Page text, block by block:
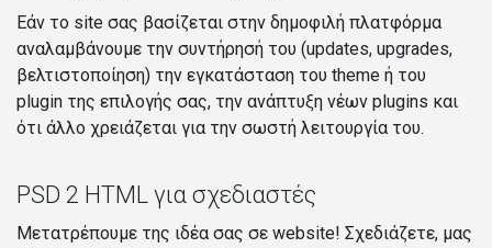
Εάν το site σας βασίζεται στην δημοφιλή πλατφόρμα
αναλαμβάνουμε την συντήρησή του (updates, upgrades,
βελτιστοποίηση) την εγκατάσταση του theme ή του
plugin της επιλογής σας, την ανάπτυξη νέων plugins και
ότι άλλο χρειάζεται για την σωστή λειτουργία του.
PSD 2 HTML για σχεδιαστές
Μετατρέπουμε της ιδέα σας σε website! Σχεδιάζετε, μας